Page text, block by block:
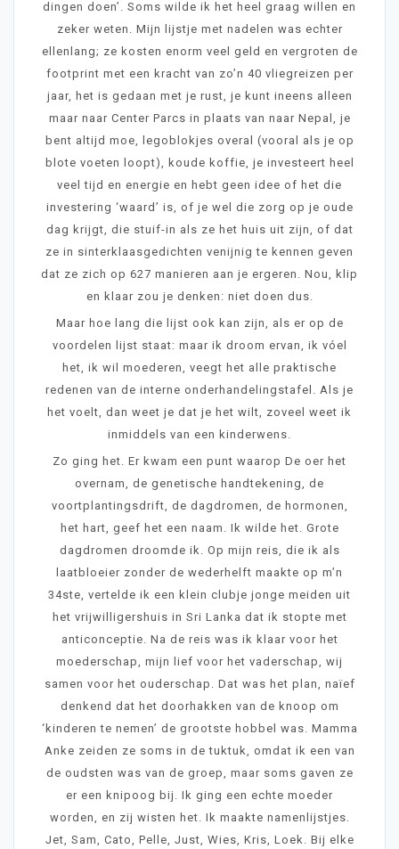
dingen doen’. Soms wilde ik het heel graag willen en
zeker weten. Mijn lijstje met nadelen was echter
ellenlang; ze kosten enorm veel geld en vergroten de
footprint met een kracht van zo’n 40 vliegreizen per
jaar, het is gedaan met je rust, je kunt ineens alleen
maar naar Center Parcs in plaats van naar Nepal, je
bent altijd moe, legoblokjes overal (vooral als je op
blote voeten loopt), koude koffie, je investeert heel
veel tijd en energie en hebt geen idee of het die
investering ‘waard’ is, of je wel die zorg op je oude
dag krijgt, die stuif-in als ze het huis uit zijn, of dat
ze in sinterklaasgedichten venijnig te kennen geven
dat ze zich op 627 manieren aan je ergeren. Nou, klip
en klaar zou je denken: niet doen dus.
Maar hoe lang die lijst ook kan zijn, als er op de
voordelen lijst staat: maar ik droom ervan, ik vóel
het, ik wil moederen, veegt het alle praktische
redenen van de interne onderhandelingstafel. Als je
het voelt, dan weet je dat je het wilt, zoveel weet ik
inmiddels van een kinderwens.
Zo ging het. Er kwam een punt waarop De oer het
overnam, de genetische handtekening, de
voortplantingsdrift, de dagdromen, de hormonen,
het hart, geef het een naam. Ik wilde het. Grote
dagdromen droomde ik. Op mijn reis, die ik als
laatbloeier zonder de wederhelft maakte op m’n
34ste, vertelde ik een klein clubje jonge meiden uit
het vrijwilligershuis in Sri Lanka dat ik stopte met
anticonceptie. Na de reis was ik klaar voor het
moederschap, mijn lief voor het vaderschap, wij
samen voor het ouderschap. Dat was het plan, naïef
denkend dat het doorhakken van de knoop om
‘kinderen te nemen’ de grootste hobbel was. Mamma
Anke zeiden ze soms in de tuktuk, omdat ik een van
de oudsten was van de groep, maar soms gaven ze
er een knipoog bij. Ik ging een echte moeder
worden, en zij wisten het. Ik maakte namenlijstjes.
Jet, Sam, Cato, Pelle, Just, Wies, Kris, Loek. Bij elke